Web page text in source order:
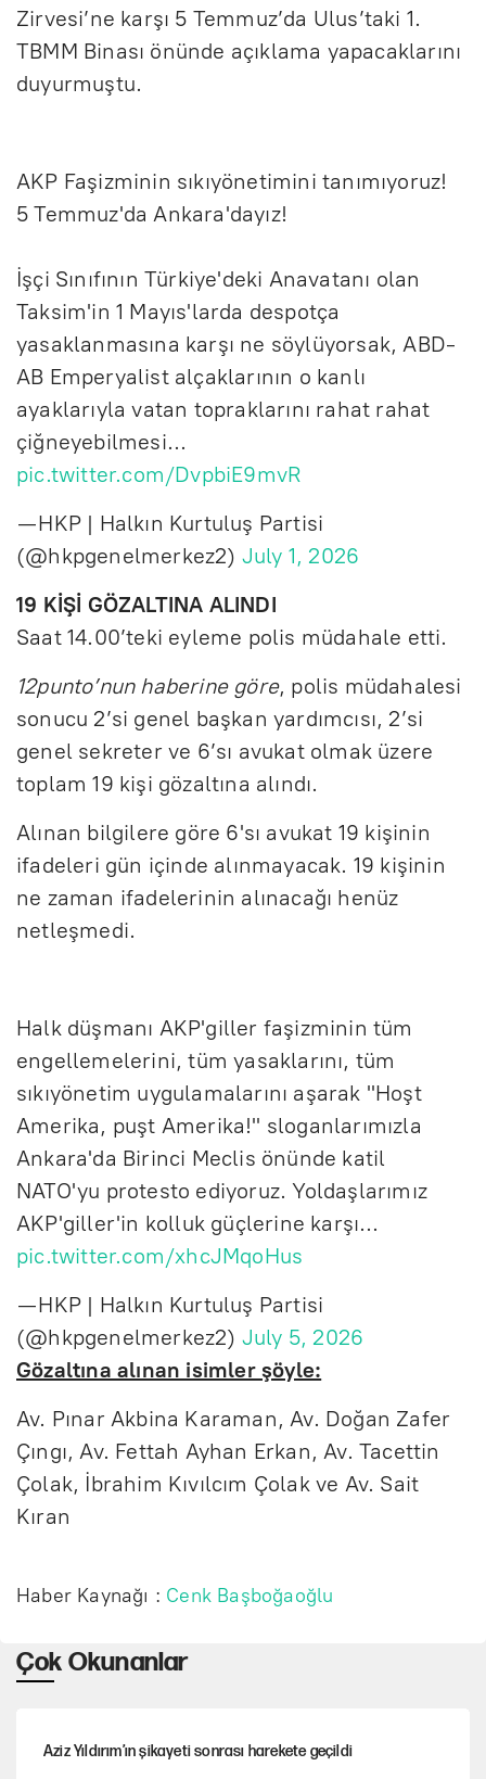
Zirvesi’ne karşı 5 Temmuz’da Ulus’taki 1.
TBMM Binası önünde açıklama yapacaklarını
duyurmuştu.
AKP Faşizminin sıkıyönetimini tanımıyoruz!
5 Temmuz'da Ankara'dayız!
İşçi Sınıfının Türkiye'deki Anavatanı olan
Taksim'in 1 Mayıs'larda despotça
yasaklanmasına karşı ne söylüyorsak, ABD-
AB Emperyalist alçaklarının o kanlı
ayaklarıyla vatan topraklarını rahat rahat
çiğneyebilmesi…
pic.twitter.com/DvpbiE9mvR
— HKP | Halkın Kurtuluş Partisi
(@hkpgenelmerkez2) July 1, 2026
19 KİŞİ GÖZALTINA ALINDI
Saat 14.00’teki eyleme polis müdahale etti.
12punto’nun haberine göre, polis müdahalesi
sonucu 2’si genel başkan yardımcısı, 2’si
genel sekreter ve 6’sı avukat olmak üzere
toplam 19 kişi gözaltına alındı.
Alınan bilgilere göre 6'sı avukat 19 kişinin
ifadeleri gün içinde alınmayacak. 19 kişinin
ne zaman ifadelerinin alınacağı henüz
netleşmedi.
Halk düşmanı AKP'giller faşizminin tüm
engellemelerini, tüm yasaklarını, tüm
sıkıyönetim uygulamalarını aşarak "Hoşt
Amerika, puşt Amerika!" sloganlarımızla
Ankara'da Birinci Meclis önünde katil
NATO'yu protesto ediyoruz. Yoldaşlarımız
AKP'giller'in kolluk güçlerine karşı…
pic.twitter.com/xhcJMqoHus
— HKP | Halkın Kurtuluş Partisi
(@hkpgenelmerkez2) July 5, 2026
Gözaltına alınan isimler şöyle:
Av. Pınar Akbina Karaman, Av. Doğan Zafer
Çıngı, Av. Fettah Ayhan Erkan, Av. Tacettin
Çolak, İbrahim Kıvılcım Çolak ve Av. Sait
Kıran
Haber Kaynağı : Cenk Başboğaoğlu
Çok Okunanlar
Aziz Yıldırım’ın şikayeti sonrası harekete geçildi